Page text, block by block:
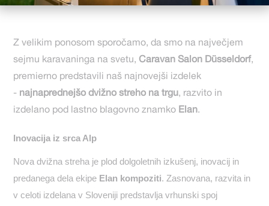
Z velikim ponosom sporočamo, da smo na največjem
sejmu karavaninga na svetu, Caravan Salon Düsseldorf,
premierno predstavili naš najnovejši izdelek
- najnaprednejšo dvižno streho na trgu, razvito in
izdelano pod lastno blagovno znamko Elan.
Inovacija iz srca Alp
Nova dvižna streha je plod dolgoletnih izkušenj, inovacij in
predanega dela ekipe Elan kompoziti. Zasnovana, razvita in
v celoti izdelana v Sloveniji predstavlja vrhunski spoj